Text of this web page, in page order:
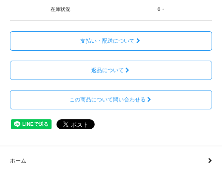
在庫状況 0・
支払い・配送について
返品について
この商品について問い合わせる
ホーム